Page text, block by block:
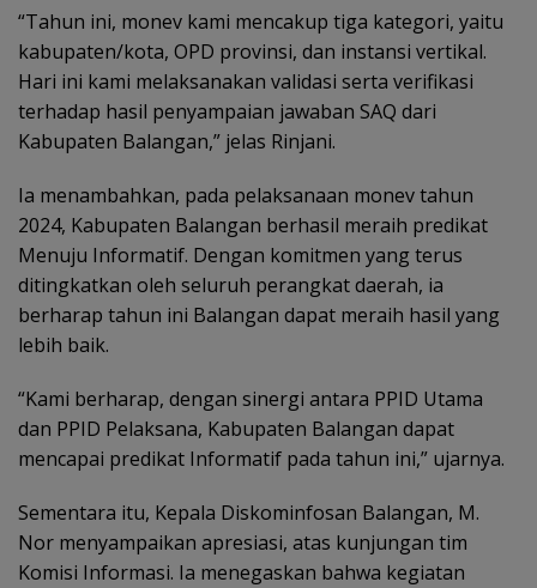
“Tahun ini, monev kami mencakup tiga kategori, yaitu
kabupaten/kota, OPD provinsi, dan instansi vertikal.
Hari ini kami melaksanakan validasi serta verifikasi
terhadap hasil penyampaian jawaban SAQ dari
Kabupaten Balangan,” jelas Rinjani.
Ia menambahkan, pada pelaksanaan monev tahun
2024, Kabupaten Balangan berhasil meraih predikat
Menuju Informatif. Dengan komitmen yang terus
ditingkatkan oleh seluruh perangkat daerah, ia
berharap tahun ini Balangan dapat meraih hasil yang
lebih baik.
“Kami berharap, dengan sinergi antara PPID Utama
dan PPID Pelaksana, Kabupaten Balangan dapat
mencapai predikat Informatif pada tahun ini,” ujarnya.
Sementara itu, Kepala Diskominfosan Balangan, M.
Nor menyampaikan apresiasi, atas kunjungan tim
Komisi Informasi. Ia menegaskan bahwa kegiatan